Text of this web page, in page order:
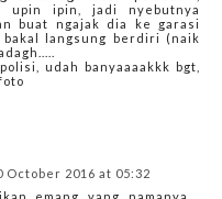
upin ipin, jadi nyebutnya
buat ngajak dia ke garasi
bakal langsung berdiri (naik
udah banyaaaakkk bgt,
October 2016 at 05:32